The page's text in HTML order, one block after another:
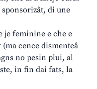
di une
je feminine e che e
cence dismenteâ
no pesin plui, al
in fin dai fats, la